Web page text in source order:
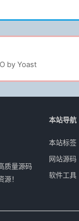
by Yoast
质量源码
！
本站导航
本站标签
网站源码
软件工具